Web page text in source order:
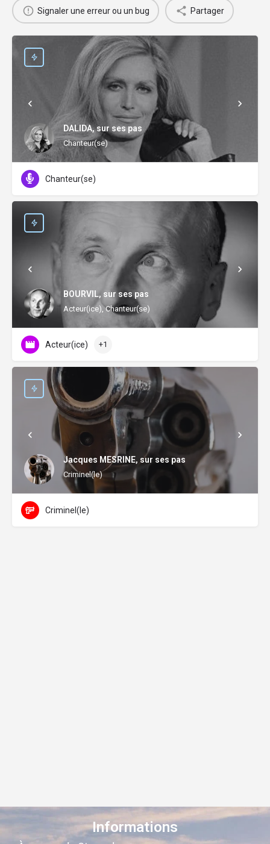
Signaler une erreur ou un bug Partager
DALIDA, sur ses pas
Chanteur(se)
Chanteur(se)
BOURVIL, sur ses pas
Acteur(ice), Chanteur(se)
Acteur(ice) +1
Jacques MESRINE, sur ses pas
Criminel(le)
Criminel(le)
Informations